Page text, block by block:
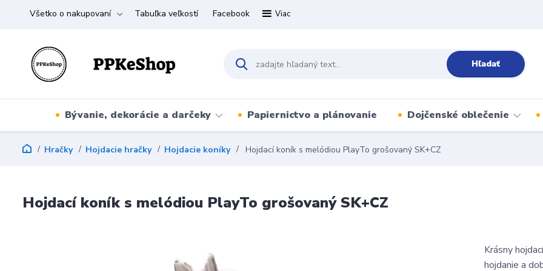
Všetko o nakupovaní Tabuľka veľkostí Facebook Viac
Hľadať
Bývanie, dekorácie a darčeky Papiernictvo a plánovanie Dojčenské oblečenie
Hračky Hojdacie hračky Hojdacie koníky Hojdací koník s melódiou PlayTo grošovaný SK+CZ
Hojdací koník s melódiou PlayTo grošovaný SK+CZ
Krásny
hojdanie a